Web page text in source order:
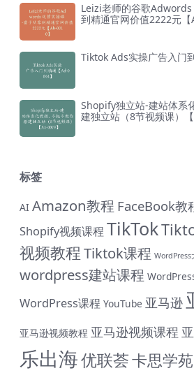
Leizi老师的谷歌
到精通官网价值2222元【
Tiktok Ads实操广告入门
Shopify独立站-建站体系
建独立站（8节视频课）【
标签
AI Amazon教程 FaceBook教
Shopify视频课程TikTok
视频教程Tiktok课程 WordPress
wordpress建站课程
WordPress课程 YouTube 亚马逊
亚马逊视频教程 亚马逊视频课程
乐出海优联荟卡思学苑